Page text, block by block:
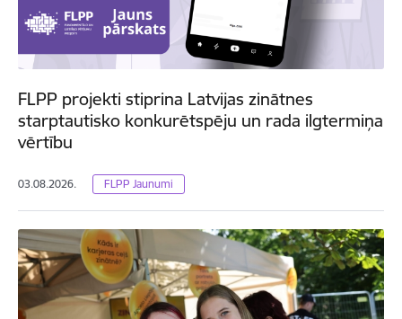
FLPP projekti stiprina Latvijas zinātnes
starptautisko konkurētspēju un rada ilgtermiņa
vērtību
03.08.2026. FLPP Jaunumi